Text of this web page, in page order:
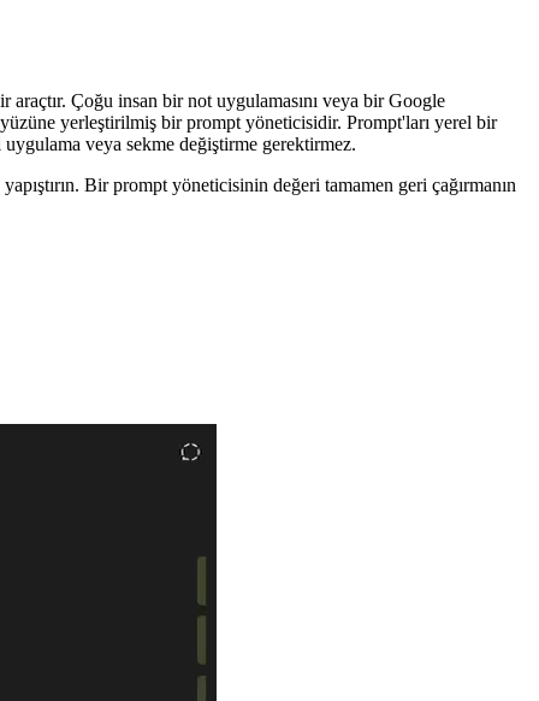
Çoğu insan bir not uygulamasını veya bir Google
yerleştirilmiş bir prompt yöneticisidir. Prompt'ları yerel bir
veya sekme değiştirme gerektirmez.
Bir prompt yöneticisinin değeri tamamen geri çağırmanın